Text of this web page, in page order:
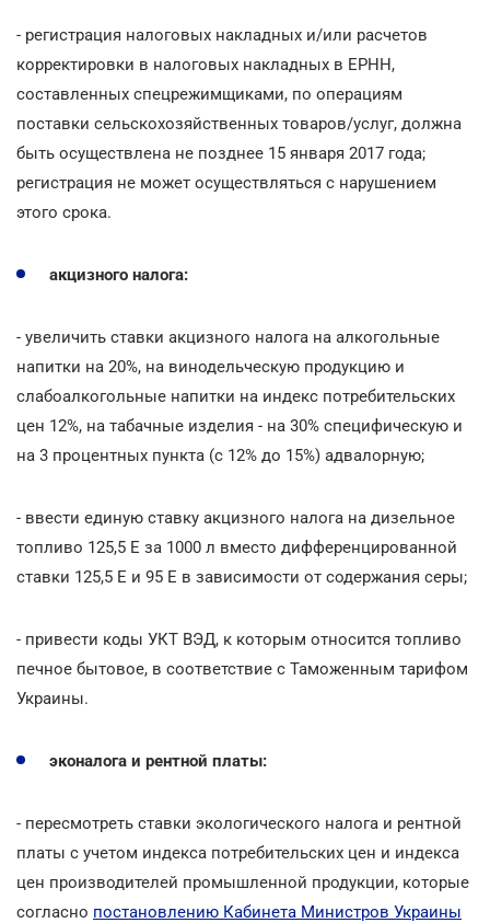
- регистрация налоговых накладных и/или расчетов
корректировки в налоговых накладных в ЕРНН,
составленных спецрежимщиками, по операциям
поставки сельскохозяйственных товаров/услуг, должна
быть осуществлена не позднее 15 января 2017 года;
регистрация не может осуществляться с нарушением
этого срока.
акцизного налога:
- увеличить ставки акцизного налога на алкогольные
напитки на 20%, на винодельческую продукцию и
слабоалкогольные напитки на индекс потребительских
цен 12%, на табачные изделия - на 30% специфическую и
на 3 процентных пункта (с 12% до 15%) адвалорную;
- ввести единую ставку акцизного налога на дизельное
топливо 125,5 Е за 1000 л вместо дифференцированной
ставки 125,5 Е и 95 Е в зависимости от содержания серы;
- привести коды УКТ ВЭД, к которым относится топливо
печное бытовое, в соответствие с Таможенным тарифом
Украины.
эконалога и рентной платы:
- пересмотреть ставки экологического налога и рентной
платы с учетом индекса потребительских цен и индекса
цен производителей промышленной продукции, которые
согласно постановлению Кабинета Министров Украины